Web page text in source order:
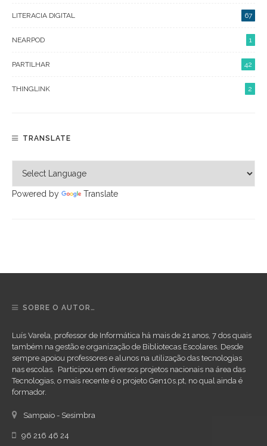
LITERACIA DIGITAL 67
NEARPOD 1
PARTILHAR 42
THINGLINK 2
TRANSLATE
Powered by Translate
SOBRE O AUTOR…
Luís Varela, professor de Informática há mais de 21 anos, 7 dos quais
também na gestão e organização de Bibliotecas Escolares. Desde
sempre apoiou professores e alunos na utilização das tecnologias
nas escolas. Participou em diversos projetos nacionais na área das
Tecnologias, o mais recente é o projeto Gen10s.pt, no qual ainda é
formador.
Sampaio - Sesimbra
96 216 46 24